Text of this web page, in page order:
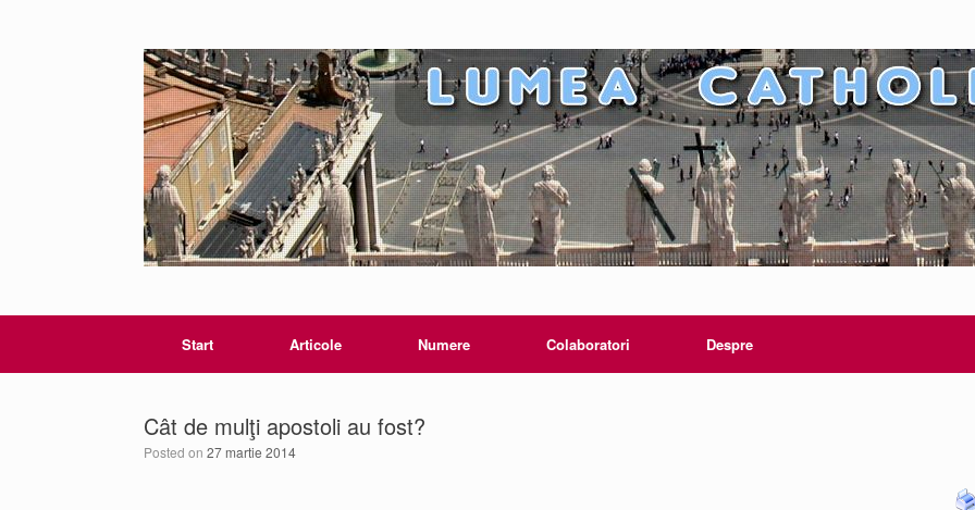
Start Articole Numere Colaboratori Despre
Cât de mulţi apostoli au fost?
Posted on 27 martie 2014